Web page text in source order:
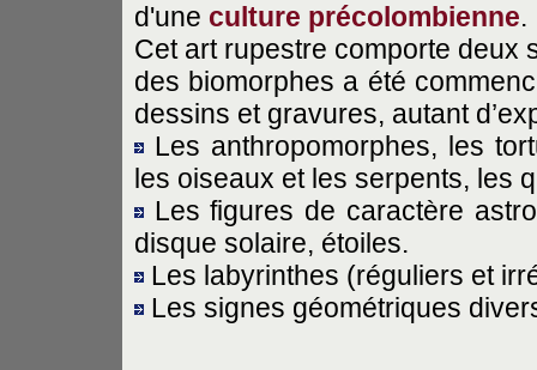
d'une culture précolombienne.
Cet art rupestre comporte deux
des biomorphes a été
dessins et gravures, autant
Les anthropomorphes, les
les oiseaux et les serpents, les
Les figures de caractère
disque solaire, étoiles.
Les labyrinthes (réguliers et
Les signes géométriques